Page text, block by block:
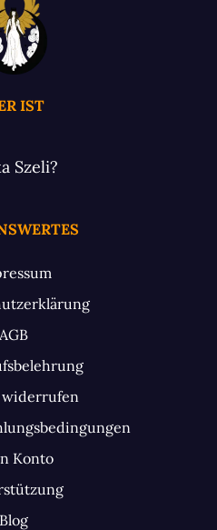
IST
Szeli?
AGB
widerrufen
Konto
Blog